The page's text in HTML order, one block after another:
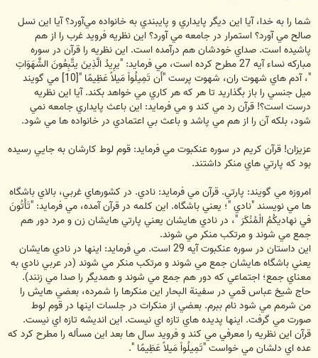
شما را به خدا، آيا اين ديگر پايداري و پايبندي به خانواده مي‌آورد؟ آيا اين نسل
صالح مي آورد؟ استمرار در جامعه مي آورد؟ اين نظريه فرويد غرب را از هم
پاشيده است. صداي خودشان هم درآمده است. اين نظريه را قرآن در سوره
مباركه نساء آيه 27 مطرح كرده است، مي فرمايد: "يرِيدُ الَّذِينَ يتَّبِعُونَ الشَّهَوَاتِ
"، آدم هاي شهوت ران، شهوت پرست "أَن تَمِيلُواْ مَيلاً عَظِيمًا "[10] مي گويند
ميل جنسي را باز بگذاريد تا هر كه هر كاري مي خواهد بكند. آيا اين نظريه
درست است؟! قرآن رد مي كند و مي فرمايد: اين باعث پايداري جامعه نمي
شود، بلكه آن را از هم مي پاشد و باعث بي اعتمادي در خانواده ها مي شود.
عزيزان! قرآن كريم در سوره عنكبوت مي فرمايد: قوم لوط كارشان به جايي رسيده
بود كه پارتي هاي منكر داشتند.
امروزه مي گويند: پارتي. قرآن مي فرمايد: نادي. در كشورهاي غربي، بالاي باشگاه
ها مي نويسند "نادي "؛ يعني باشگاه. اين كلمه در قرآن آمده، مي فرمايد: "تَأْتُونَ
في نهاديكُمُ الْمُنْكَرَ "، در نادي هايشان يعني پارتي هايشان زن و مرد دور هم
جمع مي شوند و مرتكب منكر مي شوند.
اين داستان در سوره عنكبوت آيه 29 است. مي فرمايد: اينها در نادي هايشان
يعني باشگاه هايشان جمع مي شوند و مرتكب منكر مي شوند (در عربي نادي به
معناي جمع؛ اجتماعي كه دور هم جمع مي شوند و همديگر را صدا مي زنند).
حاج شيخ عباس قمي در سفينة البحار اين منكرها را شمرده، بعضي هايش را
من شرمم مي شود نام ببرم. بعضي از منكرات در جلسات اينها در قوم لوط
صورت مي گرفت. اينها پديده هاي تازه اي نيست. اين انديشه تازه اي نيست.
قرآن اين نظريه را معرفي مي كند و فرويد سال ها بعد اين مسأله را مطرح كرد كه
عده اي دلشان مي خواست "تَمِيلُواْ مَيلاً عَظِيمًا ".